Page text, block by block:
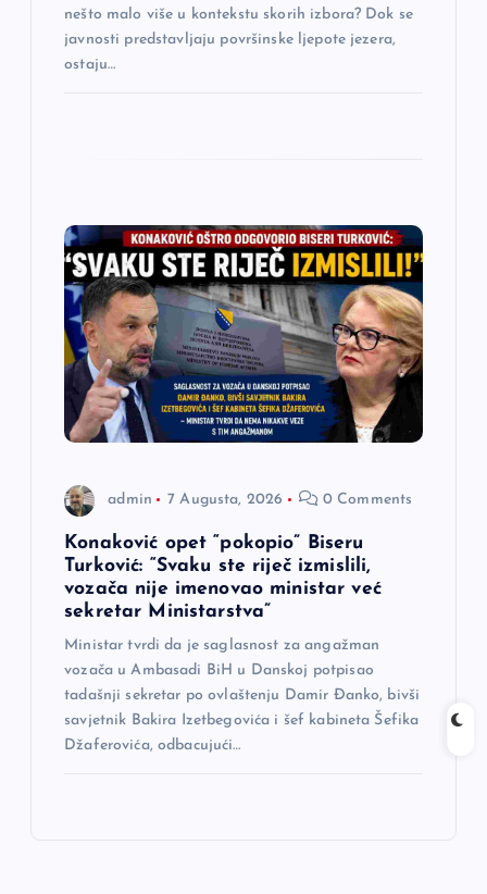
nešto malo više u kontekstu skorih izbora? Dok se
javnosti predstavljaju površinske ljepote jezera,
ostaju…
admin 7 Augusta, 2026 0 Comments
Konaković opet “pokopio” Biseru
Turković: “Svaku ste riječ izmislili,
vozača nije imenovao ministar već
sekretar Ministarstva”
Ministar tvrdi da je saglasnost za angažman
vozača u Ambasadi BiH u Danskoj potpisao
tadašnji sekretar po ovlaštenju Damir Đanko, bivši
savjetnik Bakira Izetbegovića i šef kabineta Šefika
Džaferovića, odbacujući…